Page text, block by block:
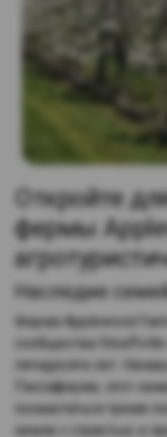
Откройте
фермы
Наследие
Ферма Applewood
сообщества
пятидесяти лет.
Пассафиуме, этот
похвастаться тремя
земле с страстью и